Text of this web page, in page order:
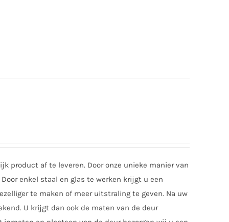
product af te leveren. Door onze unieke manier van
enkel staal en glas te werken krijgt u een
te maken of meer uitstraling te geven. Na uw
U krijgt dan ook de maten van de deur